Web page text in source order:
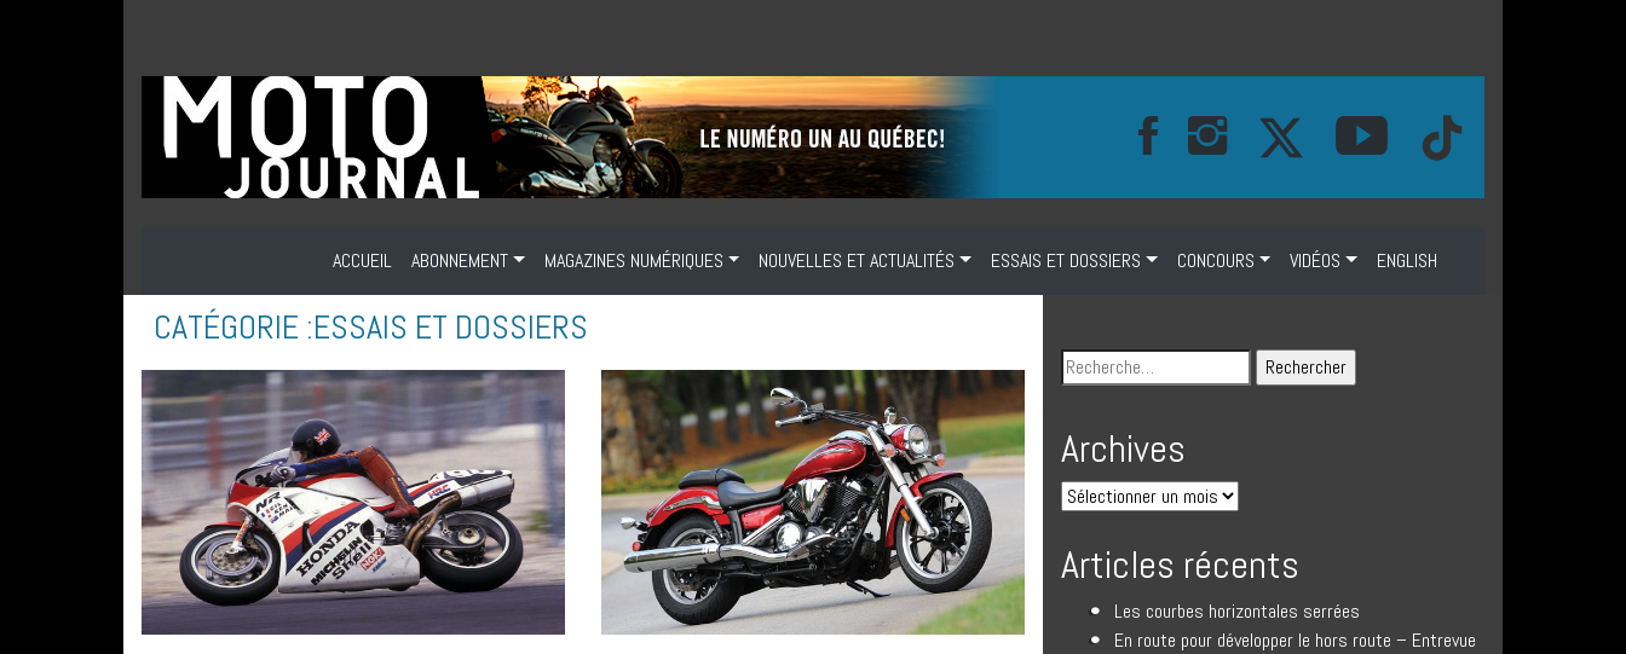
ACCUEIL ABONNEMENT MAGAZINES NUMÉRIQUES NOUVELLES ET ACTUALITÉS ESSAIS ET DOSSIERS CONCOURS VIDÉOS ENGLISH
CATÉGORIE :ESSAIS ET DOSSIERS
Archives
Articles récents
Les courbes horizontales serrées
En route pour développer le hors route – Entrevue